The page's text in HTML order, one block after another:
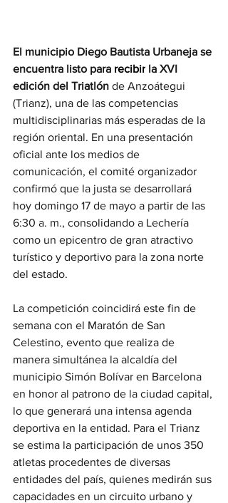
El municipio Diego Bautista Urbaneja se
encuentra listo para recibir la XVI
edición del Triatlón de Anzoátegui
(Trianz), una de las competencias
multidisciplinarias más esperadas de la
región oriental. En una presentación
oficial ante los medios de
comunicación, el comité organizador
confirmó que la justa se desarrollará
hoy domingo 17 de mayo a partir de las
6:30 a. m., consolidando a Lechería
como un epicentro de gran atractivo
turístico y deportivo para la zona norte
del estado.
La competición coincidirá este fin de
semana con el Maratón de San
Celestino, evento que realiza de
manera simultánea la alcaldía del
municipio Simón Bolívar en Barcelona
en honor al patrono de la ciudad capital,
lo que generará una intensa agenda
deportiva en la entidad. Para el Trianz
se estima la participación de unos 350
atletas procedentes de diversas
entidades del país, quienes medirán sus
capacidades en un circuito urbano y